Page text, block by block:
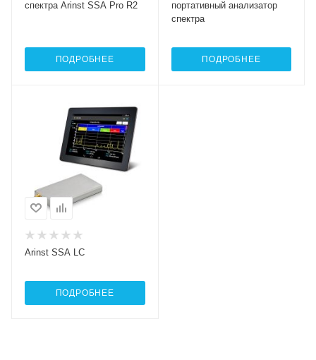
спектра Arinst SSA Pro R2
ПОДРОБНЕЕ
портативный анализатор
спектра
ПОДРОБНЕЕ
Arinst SSA LC
ПОДРОБНЕЕ